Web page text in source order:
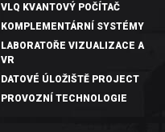
VLQ KVANTOVÝ POČÍTAČ
KOMPLEMENTÁRNÍ SYSTÉMY
LABORATOŘE VIZUALIZACE A
VR
DATOVÉ ÚLOŽIŠTĚ PROJECT
PROVOZNÍ TECHNOLOGIE